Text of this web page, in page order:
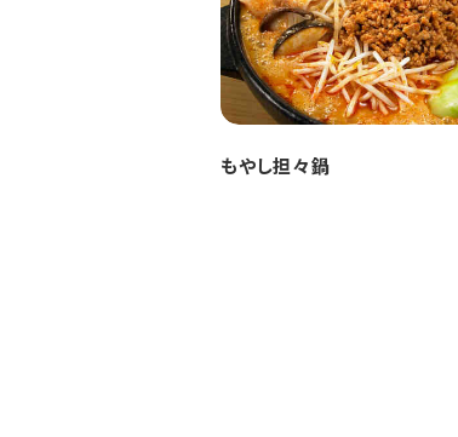
もやし担々鍋